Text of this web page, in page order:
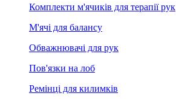
Комплекти м'ячиків для терапії рук
М'ячі для балансу
Обважнювачі для рук
Пов'язки на лоб
Ремінці для килимків